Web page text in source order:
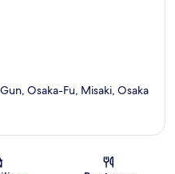
Osaka-Fu, Misaki, Osaka